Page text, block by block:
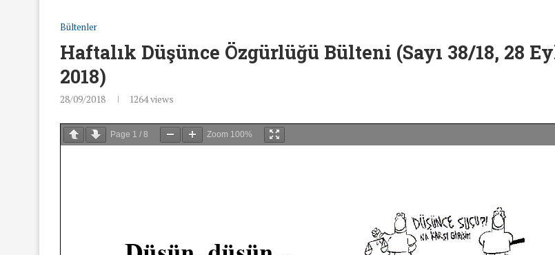
Bültenler
Haftalık Düşünce Özgürlüğü Bülteni (Sayı 38/18, 28
2018)
28/09/2018 1264views
Page 1 / 8 Zoom 100%